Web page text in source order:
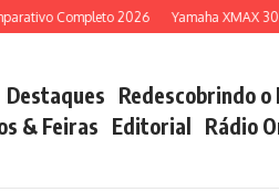
Completo 2026 Yamaha XMAX 300 vs
Destaques Redescobrindo
& Feiras Editorial Rádio